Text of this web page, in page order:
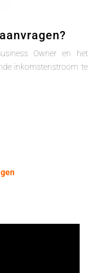
Owner en het
inkomstenstroom te